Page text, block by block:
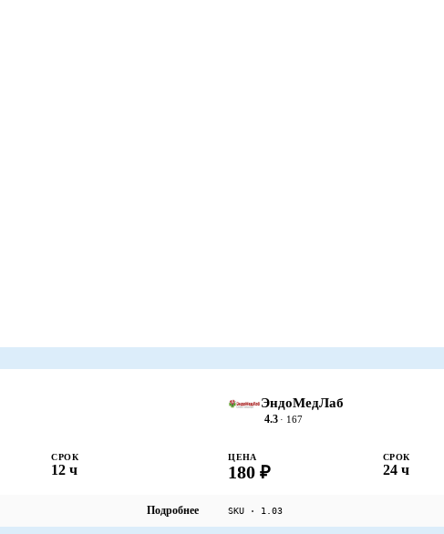
СРОК
12 ч
Подробнее
ЭндоМедЛаб
4.3 · 167
ЦЕНА
180 ₽
СРОК
24 ч
SKU · 1.03